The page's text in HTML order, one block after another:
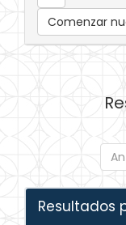
Comenzar
Resultados